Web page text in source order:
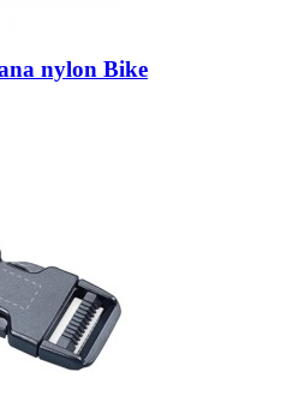
nylon Bike